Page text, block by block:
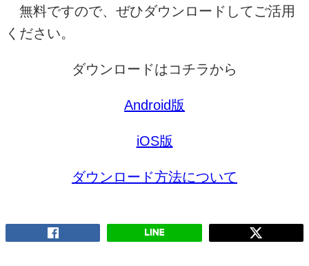
無料ですので、ぜひダウンロードしてご活用
ください。
ダウンロードはコチラから
Android版
iOS版
ダウンロード方法について